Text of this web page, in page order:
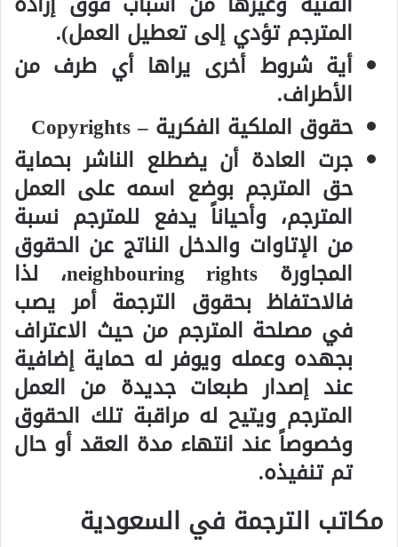
المترجم تؤدي إلى تعطيل العمل).
أية شروط أخرى يراها أي طرف من
الأطراف.
حقوق الملكية الفكرية – Copyrights
جرت العادة أن يضطلع الناشر بحماية
حق المترجم بوضع اسمه على العمل
المترجم، وأحياناً يدفع للمترجم نسبة
من الإتاوات والدخل الناتج عن الحقوق
المجاورة neighbouring rights، لذا
فالاحتفاظ بحقوق الترجمة أمر يصب
في مصلحة المترجم من حيث الاعتراف
بجهده وعمله ويوفر له حماية إضافية
عند إصدار طبعات جديدة من العمل
المترجم ويتيح له مراقبة تلك الحقوق
وخصوصاً عند انتهاء مدة العقد أو حال
تم تنفيذه.
مكاتب الترجمة في السعودية